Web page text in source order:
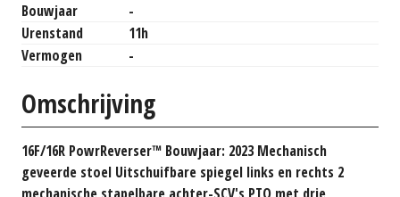
Bouwjaar
-
Urenstand
11h
Vermogen
-
Omschrijving
16F/16R PowrReverser™ Bouwjaar: 2023 Mechanisch
geveerde stoel Uitschuifbare spiegel links en rechts 2